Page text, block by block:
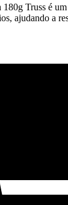
Truss é
ajudando a